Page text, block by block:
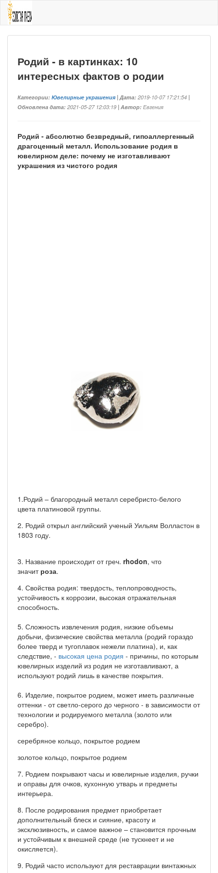
Родий - в картинках: 10
интересных фактов о родии
Категории:Ювелирные украшения | Дата:2019-10-07 17:21:54 |
Обновлена дата:2021-05-27 12:03:19 | Автор:Евгения
Родий - абсолютно безвредный, гипоаллергенный
драгоценный металл. Использование родия в
ювелирном деле: почему не изготавливают
украшения из чистого родия
1.Родий – благородный металл серебристо-белого
цвета платиновой группы.
2. Родий открыл английский ученый Уильям Волластон в
1803 году.
3. Название происходит от греч. rhodon, что
значит роза.
4. Свойства родия: твердость, теплопроводность,
устойчивость к коррозии, высокая отражательная
способность.
5. Сложность извлечения родия, низкие объемы
добычи, физические свойства металла (родий гораздо
более тверд и тугоплавок нежели платина), и, как
следствие, - высокая цена родия - причины, по которым
ювелирных изделий из родия не изготавливают, а
используют родий лишь в качестве покрытия.
6. Изделие, покрытое родием, может иметь различные
оттенки - от светло-серого до черного - в зависимости от
технологии и родируемого металла (золото или
серебро).
серебряное кольцо, покрытое родием
золотое кольцо, покрытое родием
7. Родием покрывают часы и ювелирные изделия, ручки
и оправы для очков, кухонную утварь и предметы
интерьера.
8. После родирования предмет приобретает
дополнительный блеск и сияние, красоту и
эксклюзивность, и самое важное – становится прочным
и устойчивым к внешней среде (не тускнеет и не
окисляется).
9. Родий часто используют для реставрации винтажных